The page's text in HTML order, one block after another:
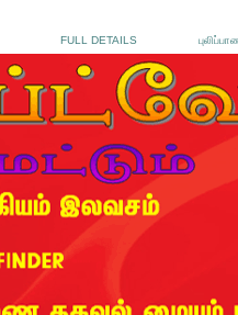
FULL DETAILS